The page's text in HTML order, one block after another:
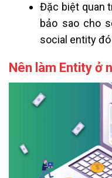
Đặc biệt quan
bảo sao cho
social entity
Nên làm Entity ở